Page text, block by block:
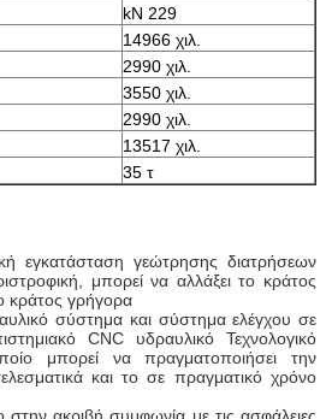
kN 229
14966 χιλ.
2990 χιλ.
3550 χιλ.
2990 χιλ.
13517 χιλ.
35 τ
εγκατάσταση γεώτρησης διατρήσεων
μπορεί να αλλάξει το κράτος
κράτος γρήγορα
σύστημα και σύστημα ελέγχου σε
CNC υδραυλικό Τεχνολογικό
μπορεί να πραγματοποιήσει την
και το σε πραγματικό χρόνο